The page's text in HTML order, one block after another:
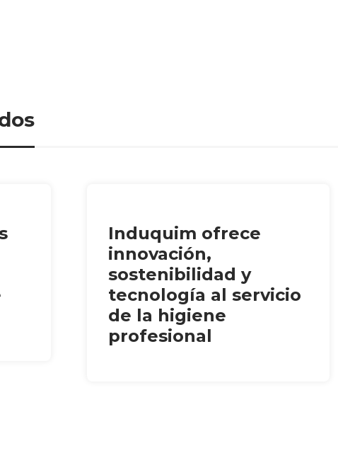
Induquim ofrece
innovación,
sostenibilidad y
tecnología al servicio
de la higiene
profesional